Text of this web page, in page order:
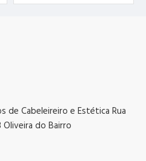
de Cabeleireiro e Estética Rua
Oliveira do Bairro